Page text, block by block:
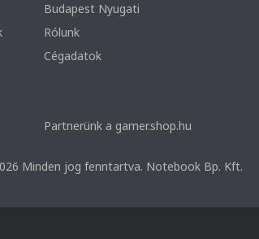
Budapest Nyugati
Rólunk
Cégadatok
Partnerünk a gamer.shop.hu
Minden jog fenntartva. Notebook Bp. Kft.